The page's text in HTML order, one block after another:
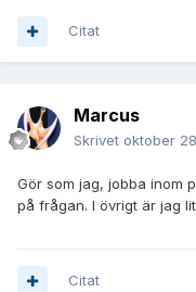
Citat
Marcus
Skrivet oktober
Gör som jag, jobba inom
på frågan. I övrigt är jag
Citat